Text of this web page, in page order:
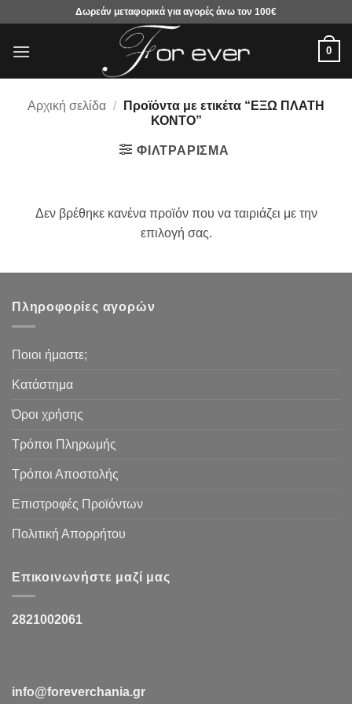
περιεχόμενο
Δωρεάν μεταφορικά για αγορές άνω τον 100€
0
Αρχική σελίδα /
Προϊόντα με ετικέτα “ΕΞΩ ΠΛΑΤΗ
ΚΟΝΤΟ”
ΦΙΛΤΡΆΡΙΣΜΑ
Δεν βρέθηκε κανένα προϊόν που να ταιριάζει με την
επιλογή σας.
Πληροφορίες αγορών
Ποιοι ήμαστε;
Κατάστημα
Όροι χρήσης
Τρόποι Πληρωμής
Τρόποι Αποστολής
Επιστροφές Προϊόντων
Πολιτική Απορρήτου
Επικοινωνήστε μαζί μας
2821002061
info@foreverchania.gr